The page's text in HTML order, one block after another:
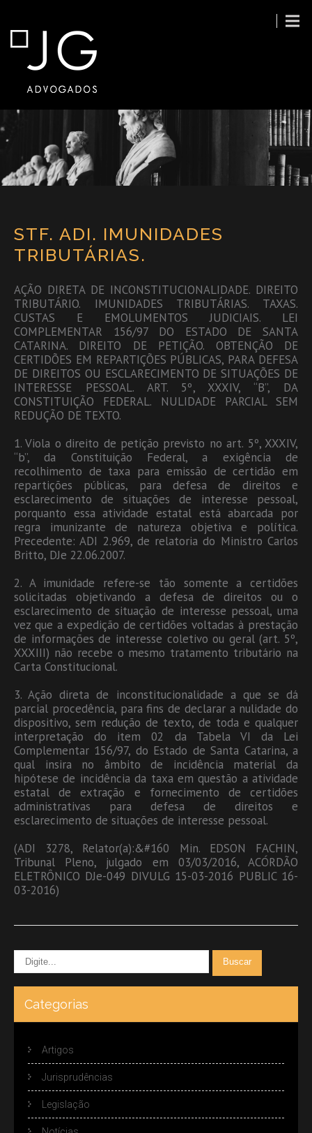
STF. ADI. IMUNIDADES
TRIBUTÁRIAS.
AÇÃO DIRETA DE INCONSTITUCIONALIDADE. DIREITO
TRIBUTÁRIO. IMUNIDADES TRIBUTÁRIAS. TAXAS.
CUSTAS E EMOLUMENTOS JUDICIAIS. LEI
COMPLEMENTAR 156/97 DO ESTADO DE SANTA
CATARINA. DIREITO DE PETIÇÃO. OBTENÇÃO DE
CERTIDÕES EM REPARTIÇÕES PÚBLICAS, PARA DEFESA
DE DIREITOS OU ESCLARECIMENTO DE SITUAÇÕES DE
INTERESSE PESSOAL. ART. 5º, XXXIV, “B”, DA
CONSTITUIÇÃO FEDERAL. NULIDADE PARCIAL SEM
REDUÇÃO DE TEXTO.
1. Viola o direito de petição previsto no art. 5º, XXXIV,
“b”, da Constituição Federal, a exigência de
recolhimento de taxa para emissão de certidão em
repartições públicas, para defesa de direitos e
esclarecimento de situações de interesse pessoal,
porquanto essa atividade estatal está abarcada por
regra imunizante de natureza objetiva e política.
Precedente: ADI 2.969, de relatoria do Ministro Carlos
Britto, DJe 22.06.2007.
2. A imunidade refere-se tão somente a certidões
solicitadas objetivando a defesa de direitos ou o
esclarecimento de situação de interesse pessoal, uma
vez que a expedição de certidões voltadas à prestação
de informações de interesse coletivo ou geral (art. 5º,
XXXIII) não recebe o mesmo tratamento tributário na
Carta Constitucional.
3. Ação direta de inconstitucionalidade a que se dá
parcial procedência, para fins de declarar a nulidade do
dispositivo, sem redução de texto, de toda e qualquer
interpretação do item 02 da Tabela VI da Lei
Complementar 156/97, do Estado de Santa Catarina, a
qual insira no âmbito de incidência material da
hipótese de incidência da taxa em questão a atividade
estatal de extração e fornecimento de certidões
administrativas para defesa de direitos e
esclarecimento de situações de interesse pessoal.
(ADI 3278, Relator(a):&#160 Min. EDSON FACHIN,
Tribunal Pleno, julgado em 03/03/2016, ACÓRDÃO
ELETRÔNICO DJe-049 DIVULG 15-03-2016 PUBLIC 16-
03-2016)
Categorias
Artigos
Jurisprudências
Legislação